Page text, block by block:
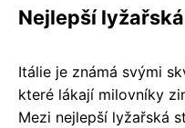
Nejlepší
Itálie je známá svými
které lákají milovníky
Mezi nejlepší lyžařská